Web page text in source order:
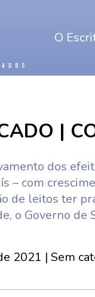
O
|
dos
– com
de leitos ter
o Governo
2021 | Sem